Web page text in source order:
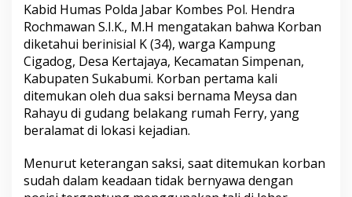
Kabid Humas Polda Jabar Kombes Pol. Hendra
Rochmawan S.I.K., M.H mengatakan bahwa Korban
diketahui berinisial K (34), warga Kampung
Cigadog, Desa Kertajaya, Kecamatan Simpenan,
Kabupaten Sukabumi. Korban pertama kali
ditemukan oleh dua saksi bernama Meysa dan
Rahayu di gudang belakang rumah Ferry, yang
beralamat di lokasi kejadian.
Menurut keterangan saksi, saat ditemukan korban
sudah dalam keadaan tidak bernyawa dengan